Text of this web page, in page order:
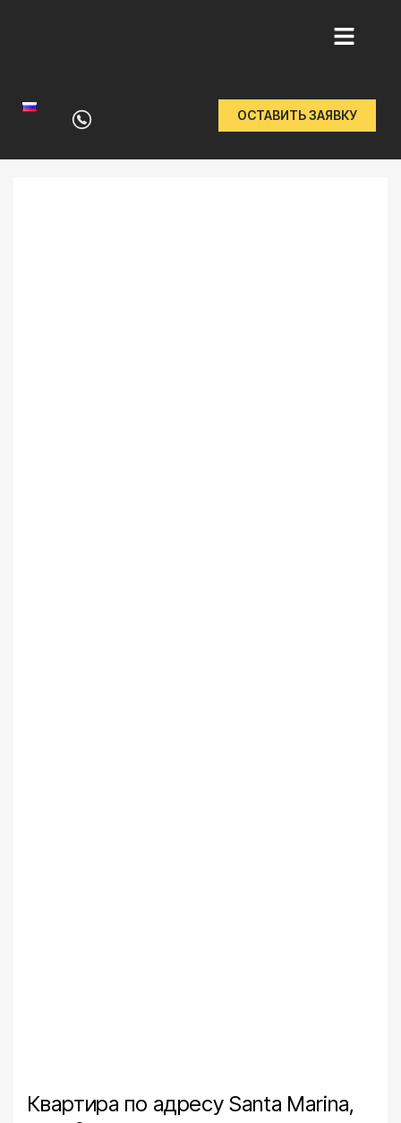
содержимому
ОСТАВИТЬ ЗАЯВКУ
Квартира по адресу Santa Marina,